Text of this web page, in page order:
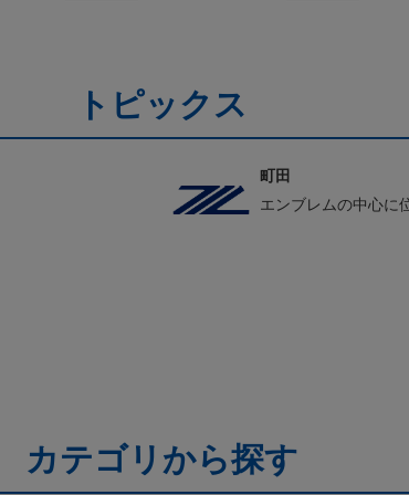
トピックス
町田
エンブレムの中心に
カテゴリから探す